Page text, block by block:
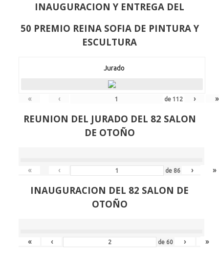
INAUGURACION Y ENTREGA DEL
50 PREMIO REINA SOFIA DE PINTURA Y
ESCULTURA
Jurado
« ‹ de112 › »
REUNION DEL JURADO DEL 82 SALON
DE OTOÑO
« ‹ de 86 › »
INAUGURACION DEL 82 SALON DE
OTOÑO
« ‹ de 60 › »